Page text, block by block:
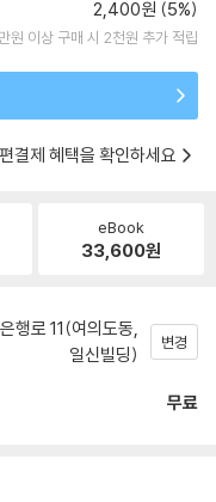
2,400원 (5%)
원 이상 구매 시 2천원 추가 적립
결제 혜택을 확인하세요
eBook
33,600원
행로 11(여의도동,
일신빌딩)
변경
무료